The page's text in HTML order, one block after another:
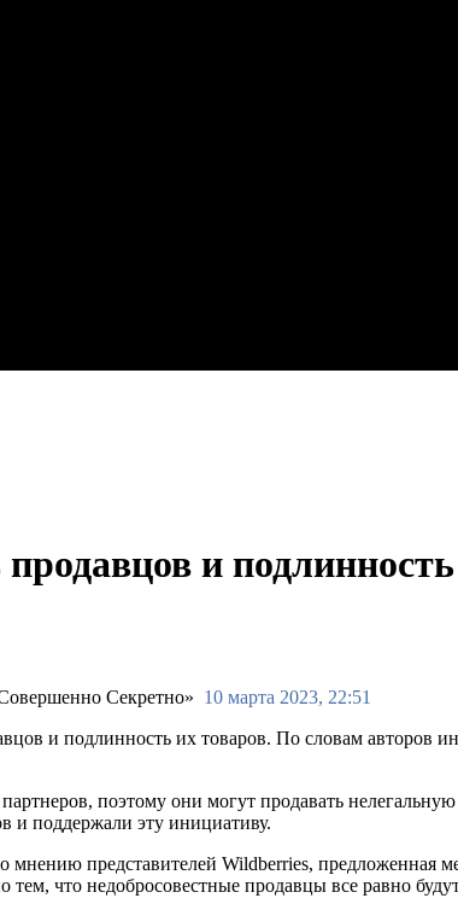
и
10 марта 2023, 22:51
и подлинность их товаров. По словам авторов
поэтому они могут продавать
и поддержали эту инициативу.
представителей Wildberries, предложенная
что недобросовестные продавцы все равно